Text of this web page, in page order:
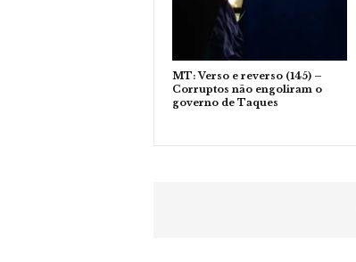
MT: Verso e reverso (145) –
Corruptos não engoliram o
governo de Taques